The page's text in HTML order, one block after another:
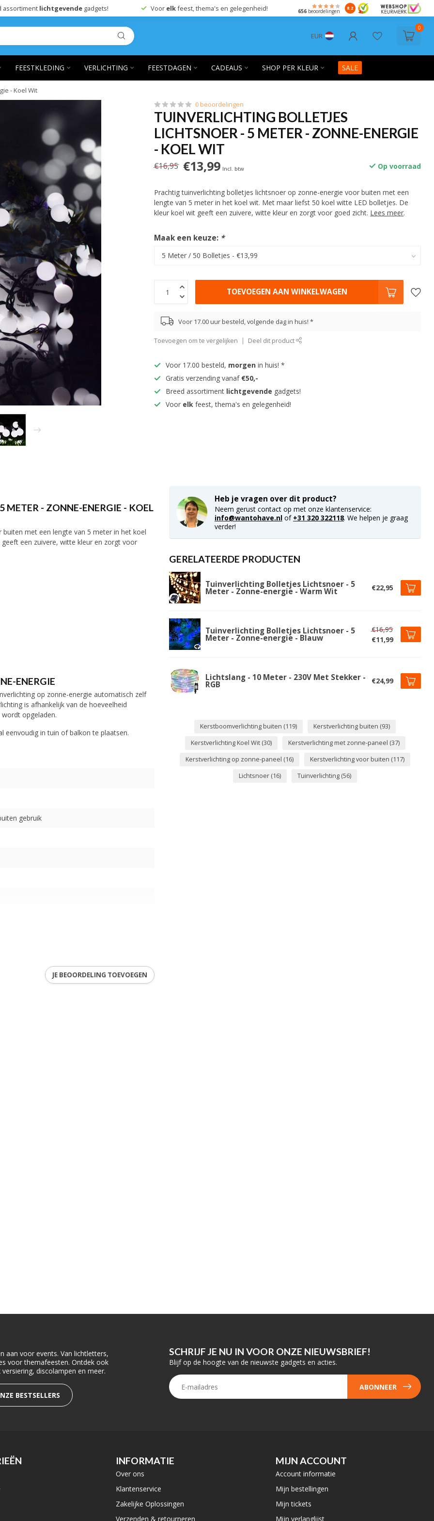
assortiment lichtgevendegadgets! Voor elkfeest, thema's en gelegenheid! 656beoordelingen 8.2
EUR
0
FEESTKLEDING VERLICHTING FEESTDAGEN CADEAUS SHOP PER KLEUR SALE
- Koel Wit
0 beoordelingen
TUINVERLICHTING BOLLETJES
LICHTSNOER - 5 METER - ZONNE-ENERGIE
- KOEL WIT
€16,95 €13,99 Incl. btw Op voorraad
Prachtig tuinverlichting bolletjes lichtsnoer op zonne-energie voor buiten met een
lengte van 5 meter in het koel wit. Met maar liefst 50 koel witte LED bolletjes. De
kleur koel wit geeft een zuivere, witte kleur en zorgt voor goed zicht. Lees meer.
Maak een keuze: *
TOEVOEGEN AAN WINKELWAGEN
Voor 17.00 uur besteld, volgende dag in huis! *
Toevoegen om te vergelijken Deel dit product
Voor 17.00 besteld, morgen in huis! *
Gratis verzending vanaf €50,-
Breed assortiment lichtgevende gadgets!
Voor elk feest, thema's en gelegenheid!
METER - ZONNE-ENERGIE - KOEL
met een lengte van 5 meter in het koel
een zuivere, witte kleur en zorgt voor
ENERGIE
op zonne-energie automatisch zelf
is afhankelijk van de hoeveelheid
opgeladen.
eenvoudig in tuin of balkon te plaatsen.
gebruik
JE BEOORDELING TOEVOEGEN
Heb je vragen over dit product?
Neem gerust contact op met onze klantenservice:
info@wantohave.nl of +31 320 322118. We helpen je graag
verder!
GERELATEERDE PRODUCTEN
Tuinverlichting Bolletjes Lichtsnoer - 5
Meter - Zonne-energie - Warm Wit €22,95
Tuinverlichting Bolletjes Lichtsnoer - 5
Meter - Zonne-energie - Blauw
€16,95
€11,99
Lichtslang - 10 Meter - 230V Met Stekker -
RGB €24,99
Kerstboomverlichting buiten (119) Kerstverlichting buiten (93)
Kerstverlichting Koel Wit (30) Kerstverlichting met zonne-paneel (37)
Kerstverlichting op zonne-paneel (16) Kerstverlichting voor buiten (117)
Lichtsnoer (16) Tuinverlichting (56)
aan voor events. Van lichtletters,
voor themafeesten. Ontdek ook
discolampen en meer.
BESTSELLERS
SCHRIJF JE NU IN VOOR ONZE NIEUWSBRIEF!
Blijf op de hoogte van de nieuwste gadgets en acties.
ABONNEER
INFORMATIE
Over ons
Klantenservice
Zakelijke Oplossingen
Verzenden & retourneren
MIJN ACCOUNT
Account informatie
Mijn bestellingen
Mijn tickets
Mijn verlanglijst